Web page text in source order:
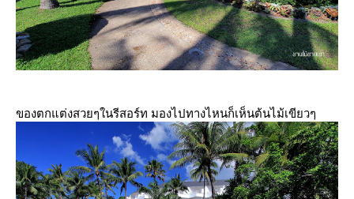
ของตกแต่งสวยๆในรีสอร์ท มองไปทางไหนก็เห็นต้นไม้เขียวๆ